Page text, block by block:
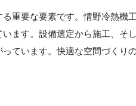
重要な要素です。情野冷熱機
ます。設備選定から施工、そ
ています。快適な空間づくり